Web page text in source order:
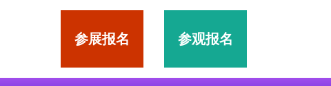
参展报名 参观报名